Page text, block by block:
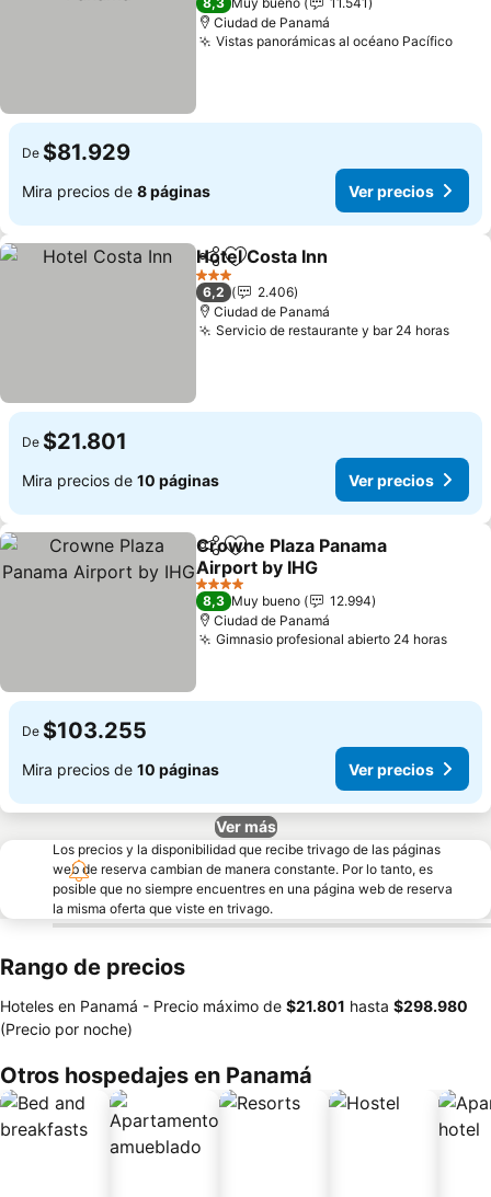
Ciudad de Panamá
Vistas panorámicas al océano PacíficoVer
De $81.929
Mira precios de 8 páginas Ver precios
CompartirAgregar a favoritos
Hotel Costa Inn
3 Estrellas
6,2
2.406
Ciudad de Panamá
Servicio de restaurante y bar 24 horasVer
De $21.801
Mira precios de 10 páginas Ver precios
CompartirAgregar a favoritos
Crowne Plaza Panama
Airport by IHG
Ver precios
4 Estrellas
8,3 Muy bueno
12.994
Ciudad de Panamá
Gimnasio profesional abierto 24 horasVer
De $103.255
Mira precios de 10 páginas Ver precios
Ver más
Los precios y la disponibilidad que recibe trivago de las páginas
web de reserva cambian de manera constante. Por lo tanto, es
posible que no siempre encuentres en una página web de reserva
la misma oferta que viste en trivago.
Rango de precios
Hoteles en Panamá - Precio máximo de ‎$21.801 hasta ‎$298.980
(Precio por noche)
Otros hospedajes en Panamá